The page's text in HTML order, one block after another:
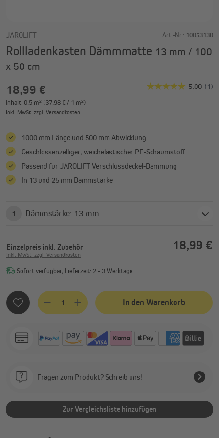
JAROLIFT Art.-Nr.: 10053130
Rollladenkasten Dämmmatte 13 mm / 100
x 50 cm
18,99 €
Inhalt: 0.5 m² (37,98 € / 1 m²)
Inkl. MwSt. zzgl. Versandkosten
1000 mm Länge und 500 mm Abwicklung
Geschlossenzelliger, weichelastischer PE-Schaumstoff
Passend für JAROLIFT Verschlussdeckel-Dämmung
In 13 und 25 mm Dämmstärke
1 Dämmstärke: 13 mm
Einzelpreis inkl. Zubehör 18,99 €
Inkl. MwSt. zzgl. Versandkosten
Sofort verfügbar, Lieferzeit: 2 - 3 Werktage
Produkt Anzahl: Gib den gewünschten Wert ein oder
In den Warenkorb
Fragen zum Produkt? Schreib uns!
Zur Vergleichsliste hinzufügen